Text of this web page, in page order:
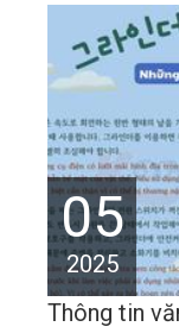
05
2025
Thông tin